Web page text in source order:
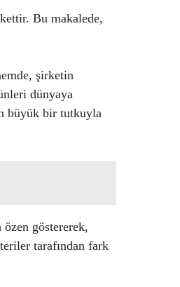
Bu makalede,
şirketin
dünyaya
büyük bir tutkuyla
göstererek,
tarafından fark